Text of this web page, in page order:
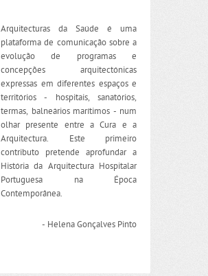
Arquitecturas da Saúde é uma
plataforma de comunicação sobre a
evolução de programas e
concepções arquitectónicas
expressas em diferentes espaços e
territórios - hospitais, sanatórios,
termas, balneários marítimos - num
olhar presente entre a Cura e a
Arquitectura. Este primeiro
contributo pretende aprofundar a
História da Arquitectura Hospitalar
Portuguesa na Época
Contemporânea.
- Helena Gonçalves Pinto